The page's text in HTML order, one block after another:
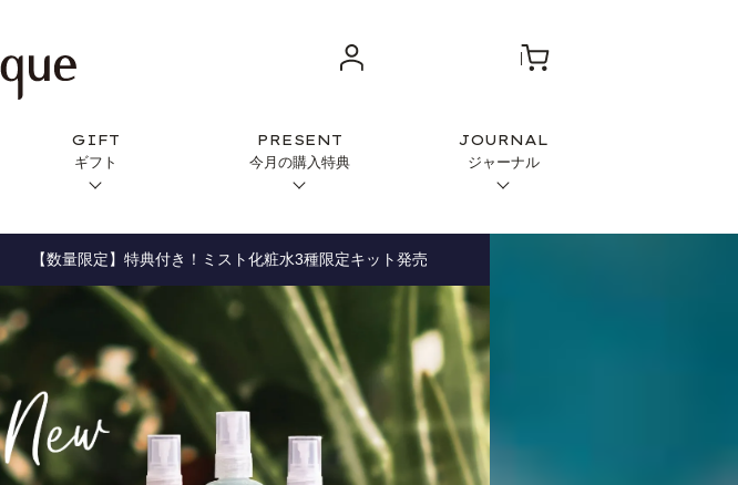
GIFT
ギフト
PRESENT
今月の購入特典
JOURNAL
ジャーナル
【数量限定】特典付き！ミスト化粧水3種限定キット発売